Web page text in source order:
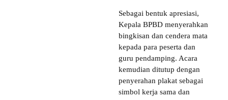
Sebagai bentuk apresiasi,
Kepala BPBD menyerahkan
bingkisan dan cendera mata
kepada para peserta dan
guru pendamping. Acara
kemudian ditutup dengan
penyerahan plakat sebagai
simbol kerja sama dan